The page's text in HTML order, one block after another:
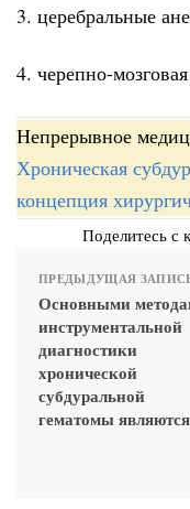
3. церебральные
4. черепно-
Непрерывное
Хроническая
концепция
Поделитесь с
ПРЕДЫДУЩАЯ
Основными
инструментальной
диагностики
хронической
субдуральной
гематомы являются